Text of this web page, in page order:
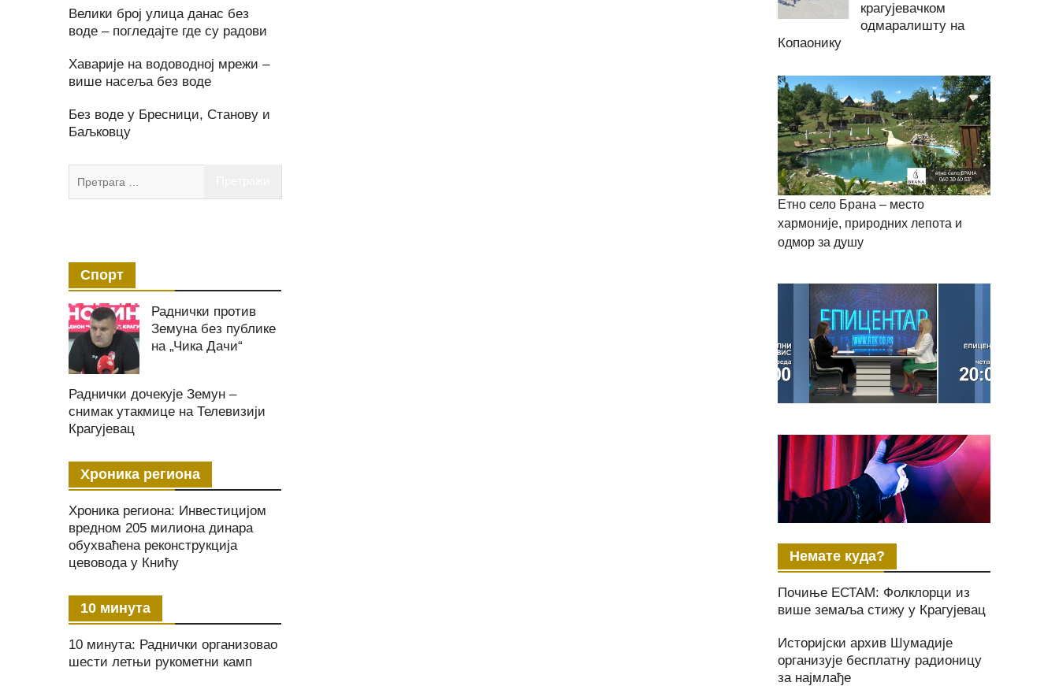
крагујевачком
одмаралишту на
Копаонику
Етно село Брана – место
хармоније, природних лепота и
одмор за душу
Немате куда?
Почиње ЕСТАМ: Фолклорци из
више земаља стижу у Крагујевац
Историјски архив Шумадије
организује бесплатну радионицу
за најмлађе
Велики број улица данас без
воде – погледајте где су радови
Хаварије на водоводној мрежи –
више насеља без воде
Без воде у Бресници, Станову и
Баљковцу
Спорт
Раднички против
Земуна без публике
на „Чика Дачи“
Раднички дочекује Земун –
снимак утакмице на Телевизији
Крагујевац
Хроника региона
Хроника региона: Инвестицијом
вредном 205 милиона динара
обухваћена реконструкција
цевовода у Книћу
10 минута
10 минута: Раднички организовао
шести летњи рукометни камп